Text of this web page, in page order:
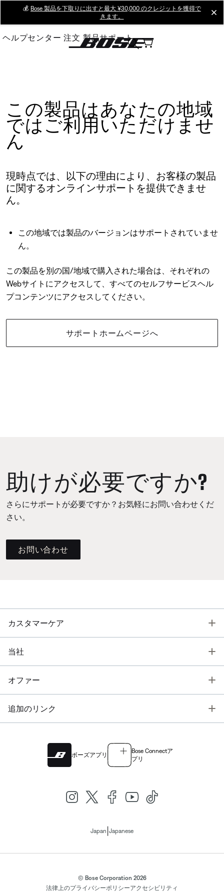
Main
💰 Bose 製品を下取りに出すと最大 ¥30,000 のクレジットを獲得で
きます。
ヘルプセンター 注文 製品サポート
この製品はあなたの地域
ではご利用いただけませ
ん
現時点では、以下の理由により、お客様の製品
に関するオンラインサポートを提供できませ
ん。
この地域では製品のバージョンはサポートされていませ
ん。
この製品を別の国/地域で購入された場合は、それぞれの
Webサイトにアクセスして、すべてのセルフサービスヘル
プコンテンツにアクセスしてください。
サポートホームページへ
助けが必要ですか?
さらにサポートが必要ですか？お気軽にお問い合わせくだ
さい。
お問い合わせ
カスタマーケア
当社
オファー
追加のリンク
ボーズアプリ
Bose Connectア
プリ
Japan Japanese
© Bose Corporation 2026
法律上のプライバシーポリシーアクセシビリティ